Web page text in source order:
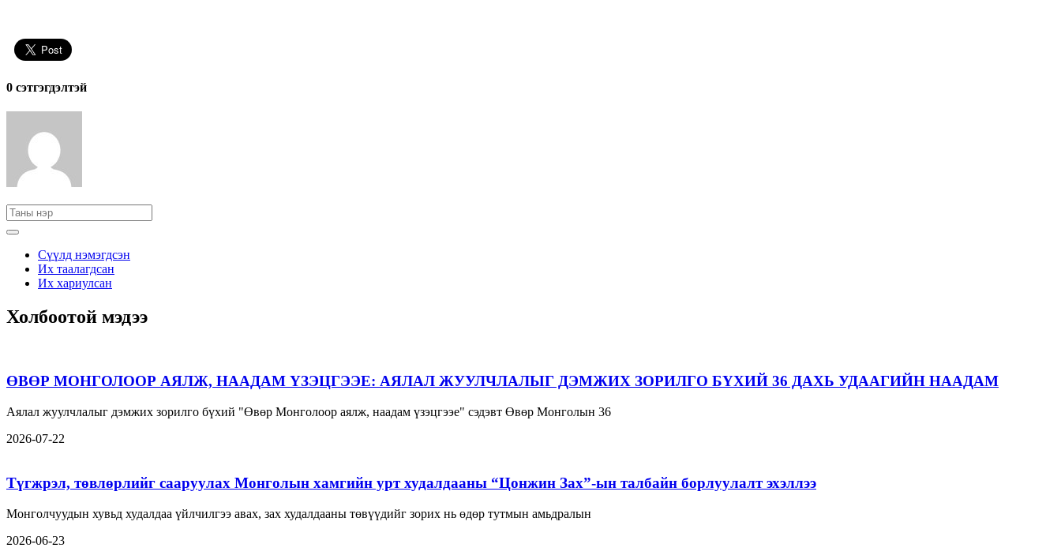
0 cэтгэгдэлтэй
Сүүлд нэмэгдсэн
Их таалагдсан
Их хариулсан
Холбоотой мэдээ
ӨВӨР МОНГОЛООР АЯЛЖ, НААДАМ ҮЗЭЦГЭЭЕ: АЯЛАЛ ЖУУЛЧЛАЛЫГ ДЭМЖИХ ЗОРИЛГО БҮХИЙ 36 ДАХЬ УДААГИЙН НААДАМ
Аялал жуулчлалыг дэмжих зорилго бүхий "Өвөр Монголоор аялж, наадам үзэцгээе" сэдэвт Өвөр Монголын 36
2026-07-22
Түгжрэл, төвлөрлийг сааруулах Монголын хамгийн урт худалдааны “Цонжин Зах”-ын талбайн борлуулалт эхэллээ
Монголчуудын хувьд худалдаа үйлчилгээ авах, зах худалдааны төвүүдийг зорих нь өдөр тутмын амьдралын
2026-06-23